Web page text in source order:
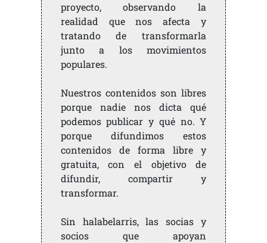
proyecto, observando la
realidad que nos afecta y
tratando de transformarla
junto a los movimientos
populares.
Nuestros contenidos son libres
porque nadie nos dicta qué
podemos publicar y qué no. Y
porque difundimos estos
contenidos de forma libre y
gratuita, con el objetivo de
difundir, compartir y
transformar.
Sin halabelarris, las socias y
socios que apoyan